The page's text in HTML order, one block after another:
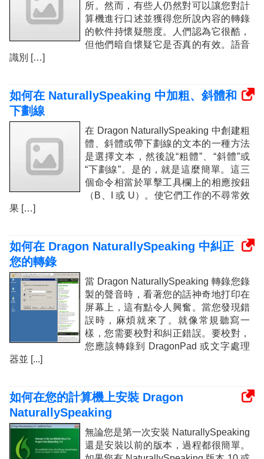
所。然而，有些人仍然對可以讓您對計
算機進行口述並獲得您所說內容的轉錄
的軟件持懷疑態度。人們認為它很酷，
但他們暗自懷疑它是否真的有效。語音
識別 […]
如何在 NaturallySpeaking 中加粗、斜體和
下劃線
在 Dragon NaturallySpeaking 中創建粗
體、斜體或帶下劃線的文本的一種方法
是選擇文本，然後說“粗體”、“斜體”或
“下劃線”。是的，就是這麼簡單。這三
個命令相當於單擊工具欄上的相應按鈕
（B、I 或 U）。使它們工作的不尋常效
果 […]
如何在 Dragon NaturallySpeaking 中糾正
您的轉錄
當 Dragon NaturallySpeaking 轉錄您錄
製的聲音時，看著您的話神奇地打印在
屏幕上，這有點令人興奮。當您發現錯
誤時，麻煩就來了。就像常規聽寫一
樣，您需要校對和糾正錯誤。要校對，
您應該轉錄到 DragonPad 或文字處理
器並 [...]
如何在您的計算機上安裝 Dragon
NaturallySpeaking
無論您是第一次安裝 NaturallySpeaking
還是安裝以前的版本，過程都很簡單。